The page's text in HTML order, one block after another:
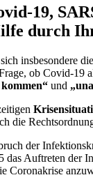
19,
durch
insbesondere
ob Covid-19
und
die
der
das Auftreten
Coronakrise